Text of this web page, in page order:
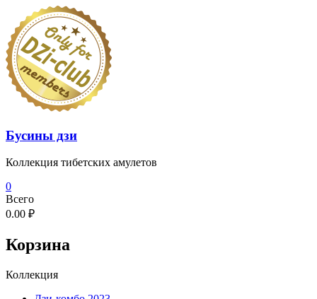
Перейти
содержимому
Бусины дзи
Коллекция тибетских амулетов
0
Всего
0.00 ₽
Корзина
Коллекция